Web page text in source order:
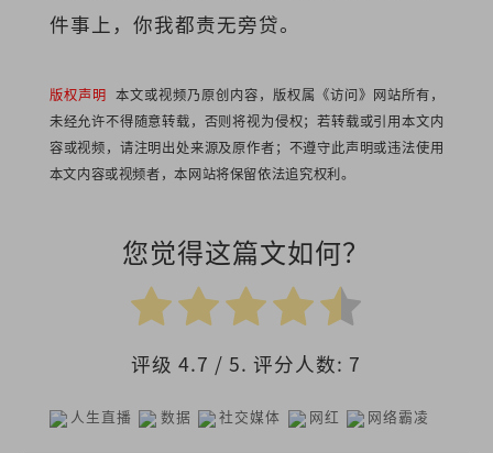
件事上，你我都责无旁贷。
版权声明 本文或视频乃原创内容，版权属《访问》网站所有，
未经允许不得随意转载，否则将视为侵权；若转载或引用本文内
容或视频，请注明出处来源及原作者；不遵守此声明或违法使用
本文内容或视频者，本网站将保留依法追究权利。
您觉得这篇文如何？
评级4.7 / 5. 评分人数: 7
人生直播 数据 社交媒体 网红 网络霸凌